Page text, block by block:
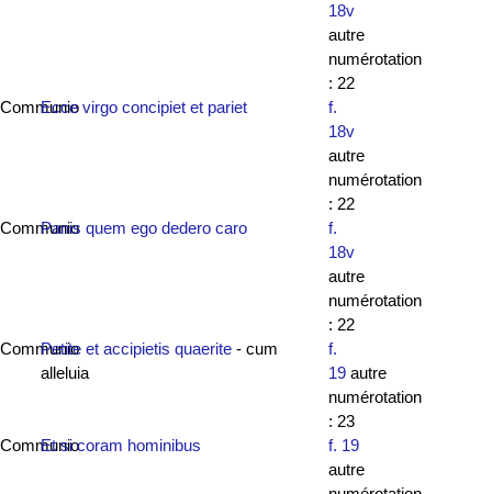
18v
autre
numérotation
: 22
CommunioEcce virgo concipiet et pariet
f.
18v
autre
numérotation
: 22
CommunioPanis quem ego dedero caro
f.
18v
autre
numérotation
: 22
CommunioPetite et accipietis quaerite - cum
alleluia
f.
19autre
numérotation
: 23
CommunioEt si coram hominibus
f. 19
autre